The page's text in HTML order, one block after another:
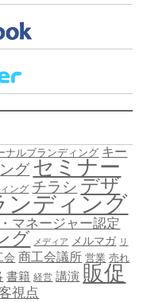
ナルブランディング キー
グ セミナー
ング チラシ デザ
ンディング
マネージャー認定
グ メディア メルマガ リ
会 商工会議所 営業 売れ
書籍 経営 講演 販促
視点